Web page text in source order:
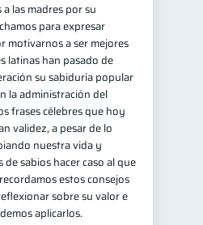
las madres por su
para expresar
motivarnos a ser mejores
latinas han pasado de
su sabiduría popular
la administración del
frases célebres que hoy
validez, a pesar de lo
nuestra vida y
de sabios hacer caso al que
estos consejos
sobre su valor e
aplicarlos.